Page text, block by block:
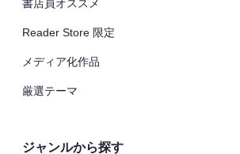
書店員オススメ
Reader Store 限定
メディア化作品
厳選テーマ
ジャンルから探す